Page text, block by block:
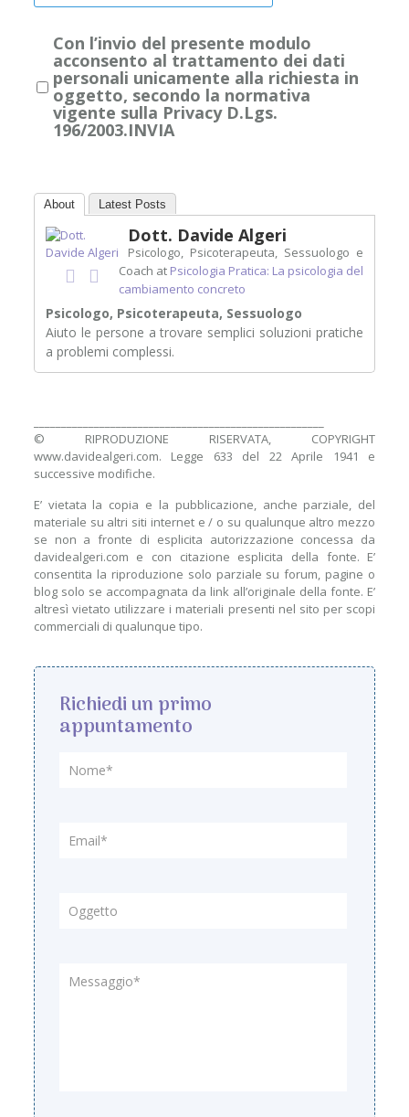
Con l’invio del presente modulo
acconsento al trattamento dei dati
personali unicamente alla richiesta in
oggetto, secondo la normativa
vigente sulla Privacy D.Lgs.
196/2003.INVIA
About Latest Posts
Dott. Davide Algeri
Psicologo, Psicoterapeuta, Sessuologo e
Coach at Psicologia Pratica: La psicologia del
cambiamento concreto
Psicologo, Psicoterapeuta, Sessuologo
Aiuto le persone a trovare semplici soluzioni pratiche
a problemi complessi.
© RIPRODUZIONE RISERVATA, COPYRIGHT
www.davidealgeri.com. Legge 633 del 22 Aprile 1941 e
successive modifiche.
E’ vietata la copia e la pubblicazione, anche parziale, del
materiale su altri siti internet e / o su qualunque altro mezzo
se non a fronte di esplicita autorizzazione concessa da
davidealgeri.com e con citazione esplicita della fonte. E’
consentita la riproduzione solo parziale su forum, pagine o
blog solo se accompagnata da link all’originale della fonte. E’
altresì vietato utilizzare i materiali presenti nel sito per scopi
commerciali di qualunque tipo.
Richiedi un primo
appuntamento